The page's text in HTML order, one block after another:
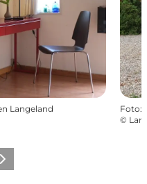
Langeland
Foto:
©